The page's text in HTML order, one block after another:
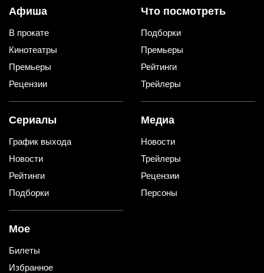
Афиша
В прокате
Кинотеатры
Премьеры
Рецензии
Что посмотреть
Подборки
Премьеры
Рейтинги
Трейлеры
Сериалы
График выхода
Новости
Рейтинги
Подборки
Медиа
Новости
Трейлеры
Рецензии
Персоны
Мое
Билеты
Избранное